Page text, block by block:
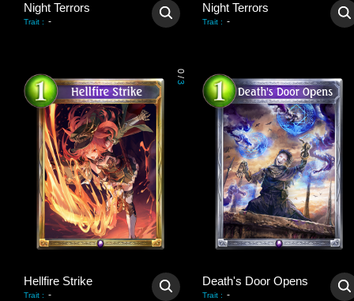
Night Terrors
Trait : -
Night Terrors
Trait : -
0
/
3
Hellfire Strike
Trait : -
Death's Door Opens
Trait : -